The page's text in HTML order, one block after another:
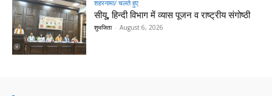
शहरनामा/ चलते हुए
सीयू, हिन्दी विभाग में व्यास पूजन व राष्ट्रीय संगोष्ठी
शुभजिता - August 6, 2026